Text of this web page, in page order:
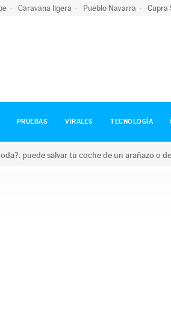
Caravana ligera Pueblo Navarra Cupra
PRUEBAS VIRALES TECNOLOGÍA
puede salvar tu coche de un arañazo o